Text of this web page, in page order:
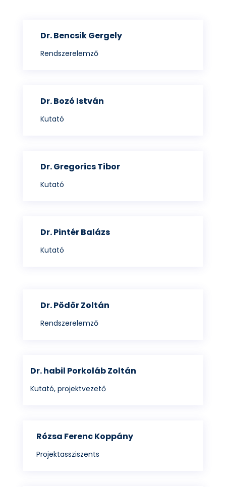
Dr. Bencsik Gergely
Rendszerelemző
Dr. Bozó István
Kutató
Dr. Gregorics Tibor
Kutató
Dr. Pintér Balázs
Kutató
Dr. Pödör Zoltán
Rendszerelemző
Dr. habil Porkoláb Zoltán
Kutató, projektvezető
Rózsa Ferenc Koppány
Projektassziszents